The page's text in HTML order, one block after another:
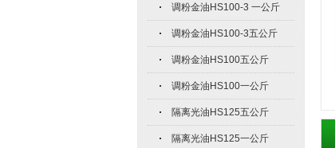
调粉金油HS100-3 一公斤
调粉金油HS100-3五公斤
调粉金油HS100五公斤
调粉金油HS100一公斤
隔离光油HS125五公斤
隔离光油HS125一公斤